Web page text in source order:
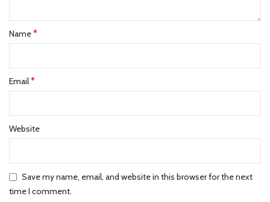
Name*
Email*
Website
Save my name, email, and website in this browser for the next
time I comment.